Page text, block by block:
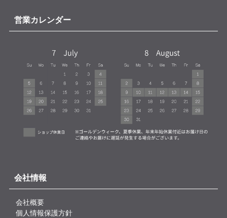
営業カレンダー
会社情報
会社概要
個人情報保護方針